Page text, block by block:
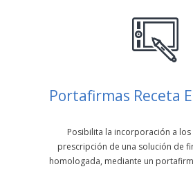
Portafirmas Receta
Posibilita la incorporación a
prescripción de una solución de
homologada, mediante un